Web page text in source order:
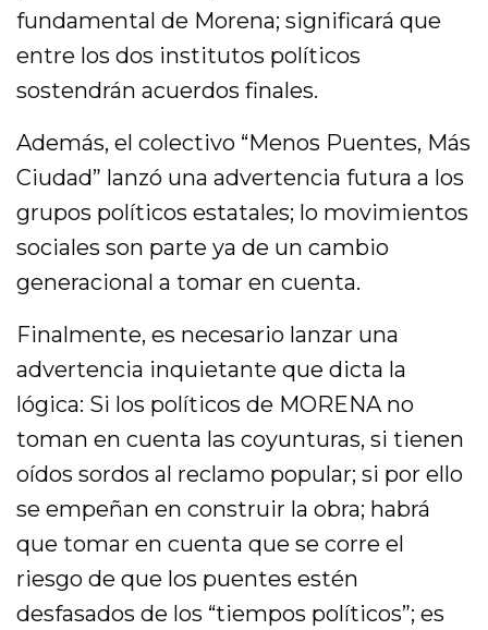
fundamental de Morena; significará que
entre los dos institutos políticos
sostendrán acuerdos finales.
Además, el colectivo “Menos Puentes, Más
Ciudad” lanzó una advertencia futura a los
grupos políticos estatales; lo movimientos
sociales son parte ya de un cambio
generacional a tomar en cuenta.
Finalmente, es necesario lanzar una
advertencia inquietante que dicta la
lógica: Si los políticos de MORENA no
toman en cuenta las coyunturas, si tienen
oídos sordos al reclamo popular; si por ello
se empeñan en construir la obra; habrá
que tomar en cuenta que se corre el
riesgo de que los puentes estén
desfasados de los “tiempos políticos”; es